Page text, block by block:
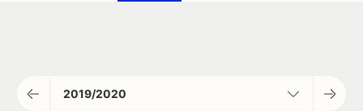
2019/2020